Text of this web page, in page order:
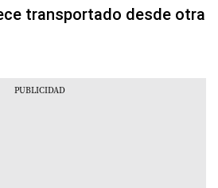
transportado desde otra